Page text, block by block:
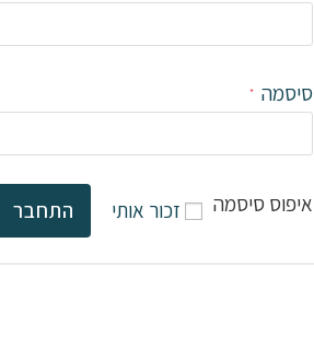
סיסמה *
זכור אותי התחבר איפוס סיסמה